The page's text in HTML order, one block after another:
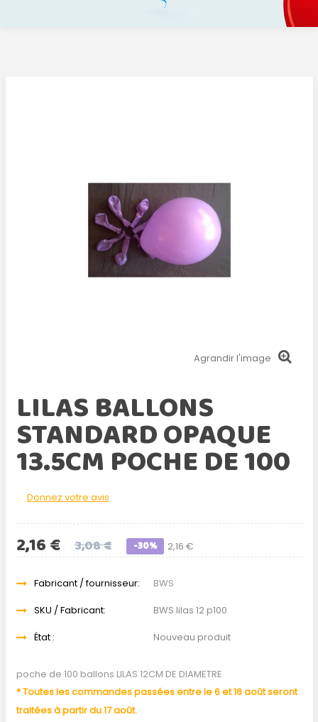
Agrandir l'image
LILAS BALLONS
STANDARD OPAQUE
13.5CM POCHE DE 100
Donnez votre avis
2,16 €
2,16 € 3,08 € -30%
Fabricant / fournisseur:
BWS
SKU / Fabricant:
BWS lilas 12 p100
État :
Nouveau produit
poche de 100 ballons LILAS 12CM DE DIAMETRE
* Toutes les commandes passées entre le 6 et 16 août seront
traitées à partir du 17 août.